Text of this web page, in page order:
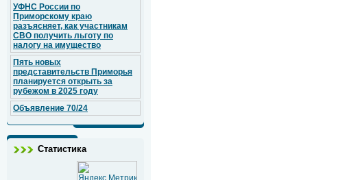
УФНС России по
Приморскому краю
разъясняет, как участникам
СВО получить льготу по
налогу на имущество
Пять новых
представительств Приморья
планируется открыть за
рубежом в 2025 году
Объявление 70/24
Статистика